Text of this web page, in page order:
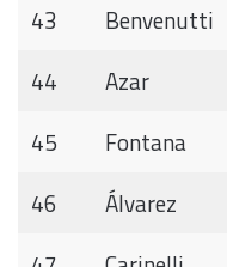
43
Benvenutti
44
Azar
45
Fontana
46
Álvarez